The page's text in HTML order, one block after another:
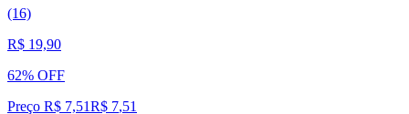
(16)
R$ 19,90
62% OFF
Preço R$ 7,51R$ 7,51